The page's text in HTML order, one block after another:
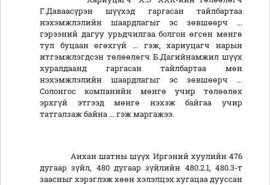
Г.Даваасүрэн шүүхэд гаргасан тайлбартаа
нэхэмжлэлийн шаардлагыг эс зөвшөөрч ...
гэрээний дагуу урьдчилгаа болгон өгсөн мөнгө
тул буцаан өгөхгүй ... гэж, хариуцагч нарын
итгэмжлэгдсэн төлөөлөгч Б.Дагийнамжил шүүх
хуралдаанд гаргасан тайлбартаа мөн
нэхэмжлэлийн шаардлагыг эс зөвшөөрч ...
Солонгос компанийн мөнгө учир төлөөлөх
эрхгүй этгээд мөнгө нэхэж байгаа учир
татгалзаж байна ... гэж маргажээ.
Анхан шатны шүүх Иргэний хуулийн 476
дугаар зүйл, 480 дугаар зүйлийн 480.2.1, 480.3-т
заасныг хэрэглэж хөөн хэлэлцэх хугацаа дууссан